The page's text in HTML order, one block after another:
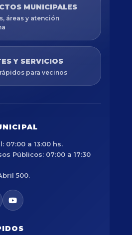
MUNICIPALES
áreas y atención
Y SERVICIOS
para vecinos
07:00 a 13:00 hs.
Públicos: 07:00 a 17:30
500.